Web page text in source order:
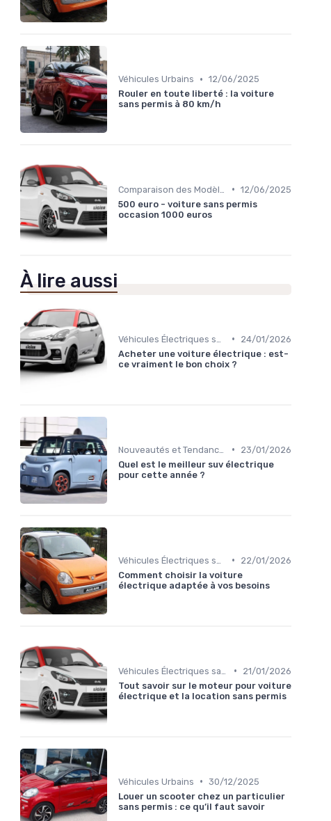
Véhicules Urbains • 12/06/2025
Rouler en toute liberté : la voiture
sans permis à 80 km/h
• 12/06/2025
500 euro - voiture sans permis
occasion 1000 euros
À lire aussi
•
24/01/2026
Acheter une voiture électrique : est-
ce vraiment le bon choix ?
•
23/01/2026
Quel est le meilleur suv électrique
pour cette année ?
•
22/01/2026
Comment choisir la voiture
électrique adaptée à vos besoins
•
21/01/2026
Tout savoir sur le moteur pour voiture
électrique et la location sans permis
Véhicules Urbains • 30/12/2025
Louer un scooter chez un particulier
sans permis : ce qu’il faut savoir